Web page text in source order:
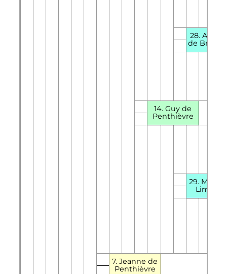
28.
de
14. Guy de
Penthièvre
29. Marie
Limoges
7. Jeanne de
Penthièvre